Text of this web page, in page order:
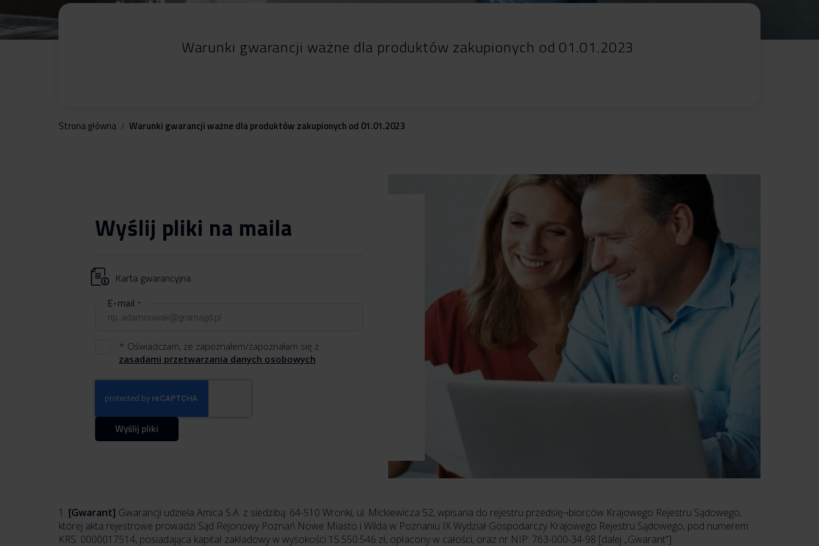
Warunki gwarancji ważne dla produktów zakupionych od 01.01.2023
Strona główna Warunki gwarancji ważne dla produktów zakupionych od 01.01.2023
Wyślij pliki na maila
Karta gwarancyjna
E-mail
Oświadczam, że zapoznałem/zapoznałam się z
zasadami przetwarzania danych osobowych
Wyślij pliki
1. [Gwarant] Gwarancji udziela Amica S.A. z siedzibą: 64-510 Wronki, ul. Mickiewicza 52, wpisana do rejestru przedsię¬biorców Krajowego Rejestru Sądowego,
której akta rejestrowe prowadzi Sąd Rejonowy Poznań Nowe Miasto i Wilda w Poznaniu IX Wydział Gospodarczy Krajowego Rejestru Sądowego, pod numerem
KRS: 0000017514, posiadająca kapitał zakładowy w wysokości 15.550.546 zł, opłacony w całości, oraz nr NIP: 763-000-34-98 [dalej „Gwarant”].